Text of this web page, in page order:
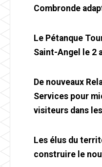
Combronde
Le Pétanque
Saint-Angel le 2
De nouveaux
Services pour
visiteurs dans
Les élus du
construire le